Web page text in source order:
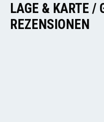
LAGE & KARTE /
REZENSIONEN